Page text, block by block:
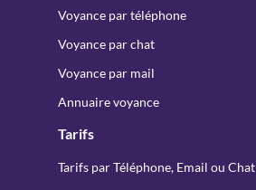
Voyance par téléphone
Voyance par chat
Voyance par mail
Annuaire voyance
Tarifs
Tarifs par Téléphone, Email ou Chat